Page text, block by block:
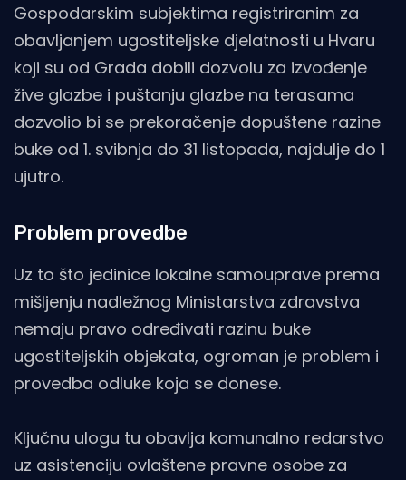
Gospodarskim subjektima registriranim za
obavljanjem ugostiteljske djelatnosti u Hvaru
koji su od Grada dobili dozvolu za izvođenje
žive glazbe i puštanju glazbe na terasama
dozvolio bi se prekoračenje dopuštene razine
buke od 1. svibnja do 31 listopada, najdulje do 1
ujutro.
Problem provedbe
Uz to što jedinice lokalne samouprave prema
mišljenju nadležnog Ministarstva zdravstva
nemaju pravo određivati razinu buke
ugostiteljskih objekata, ogroman je problem i
provedba odluke koja se donese.
Ključnu ulogu tu obavlja komunalno redarstvo
uz asistenciju ovlaštene pravne osobe za